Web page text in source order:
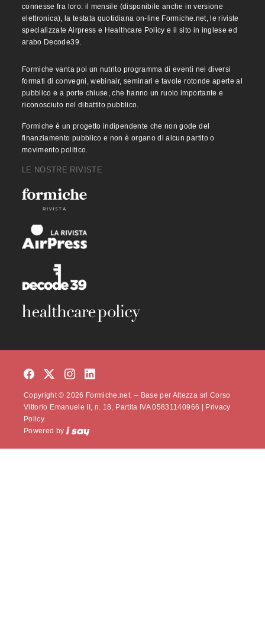
connesse fra loro: il mensile (disponibile anche in versione
elettronica), la testata quotidiana on-line Formiche.net, le riviste
specializzate Airpress e Healthcare Policy e il sito in inglese ed
arabo Decode39.
Formiche vanta poi un nutrito programma di eventi nei diversi
formati di convegni, webinair, seminari e tavole rotonde aperte al
pubblico e a porte chiuse, che hanno un ruolo importante e
riconosciuto nel dibattito pubblico.
Formiche è un progetto indipendente che non gode del
finanziamento pubblico e non è organo di alcun partito o
movimento politico.
LE NOSTRE RIVISTE
Copyright © 2026 Formiche.net. – Base per Altezza srl Corso
Vittorio Emanuele II, n. 18, Partita IVA 05831140966 | Privacy
Policy.
Powered by